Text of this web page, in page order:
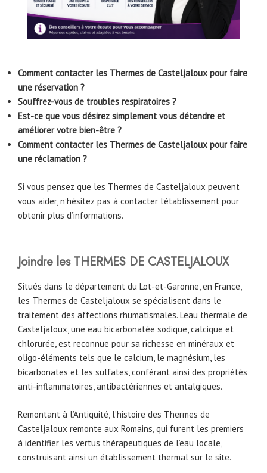
Comment contacter les Thermes de Casteljaloux pour faire
une réservation ?
Souffrez-vous de troubles respiratoires ?
Est-ce que vous désirez simplement vous détendre et
améliorer votre bien-être ?
Comment contacter les Thermes de Casteljaloux pour faire
une réclamation ?
Si vous pensez que les Thermes de Casteljaloux peuvent
vous aider, n’hésitez pas à contacter l’établissement pour
obtenir plus d’informations.
Joindre les THERMES DE CASTELJALOUX
Situés dans le département du Lot-et-Garonne, en France,
les Thermes de Casteljaloux se spécialisent dans le
traitement des affections rhumatismales. L’eau thermale de
Casteljaloux, une eau bicarbonatée sodique, calcique et
chlorurée, est reconnue pour sa richesse en minéraux et
oligo-éléments tels que le calcium, le magnésium, les
bicarbonates et les sulfates, conférant ainsi des propriétés
anti-inflammatoires, antibactériennes et antalgiques.
Remontant à l’Antiquité, l’histoire des Thermes de
Casteljaloux remonte aux Romains, qui furent les premiers
à identifier les vertus thérapeutiques de l’eau locale,
construisant ainsi un établissement thermal sur le site.